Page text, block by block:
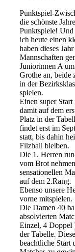
Punktspiel-
die schönste
Punktspiele! Und
ich heute einen
haben dieses
Mannschaften
Juniorinnen A um
Grothe an, beide
in der
spielen.
Einen super
damit auf dem
Platz in der
findet erst im
statt, bis dahin
Filzball bleiben.
Die 1. Herren
vom Brot
sensationellen
auf dem 2.Rang.
Ebenso unsere
vorne mitspielen.
Die Damen 40
absolvierten
Einzel, 4 Doppel
der Tabelle.
beachtliche Start